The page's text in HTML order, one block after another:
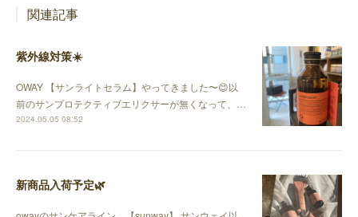
関連記事
紫外線対策☀️
OWAY 【サンライトセラム】やってきました〜😊以
前のサンプロテクティブエリクサーが無くなって、…
2024.05.05 08:52
新商品入荷予定🌿